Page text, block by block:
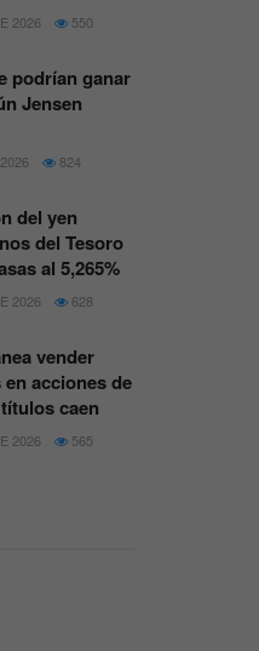
2026 550
podrían ganar
Jensen
824
del yen
del Tesoro
al 5,265%
2026 628
vender
acciones de
caen
2026 565